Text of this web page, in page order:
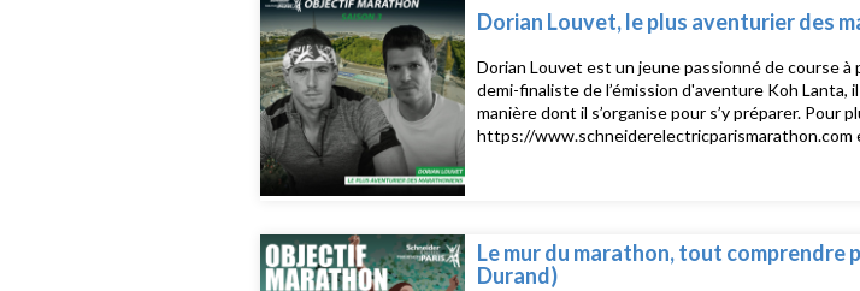
Dorian Louvet, le plus aventurier des
Dorian Louvet est un jeune passionné de course
demi-finaliste de l’émission d'aventure Koh Lanta,
manière dont il s’organise pour s’y préparer. Pour
https://www.schneiderelectricparismarathon.com
Le mur du marathon, tout comprendre
Durand)